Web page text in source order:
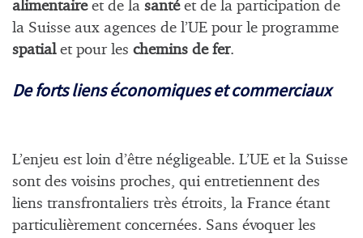
alimentaireet de la santéet de la participation de
la Suisse aux agences de l’UE pour le programme
spatialet pour les chemins de fer.
De forts liens économiques et commerciaux
L’enjeu est loin d’être négligeable. L’UE et la Suisse
sont des voisins proches, qui entretiennent des
liens transfrontaliers très étroits, la France étant
particulièrement concernées. Sans évoquer les